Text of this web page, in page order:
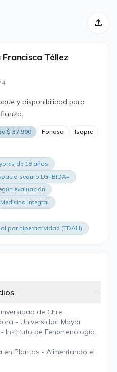
Téllez
y disponibilidad para
$ 37.990 Fonasa
Isapre
de 18 años
seguro LGTBIQA+
evaluación
Medicina Integral
por hiperactividad (TDAH)
de Chile
- Universidad Mayor
Instituto de Fenomenología
en Plantas - Alimentando el